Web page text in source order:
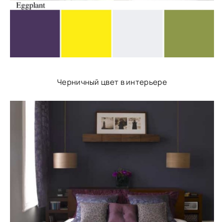
Черничный цвет в интерьере